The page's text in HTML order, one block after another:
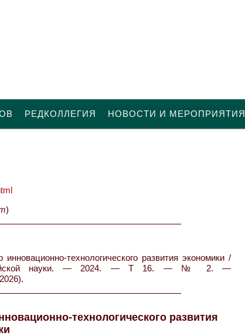
РЕДКОЛЛЕГИЯ НОВОСТИ И МЕРОПРИЯТИЯ
)
технологического развития экономики /
науки. — 2024. — Т 16. — № 2. —
технологического развития